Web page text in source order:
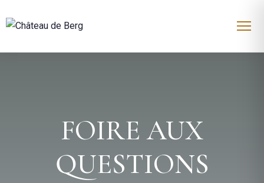
FOIRE AUX
QUESTIONS